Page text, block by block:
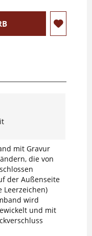
mit Gravur
die von
der Außenseite
Leerzeichen)
wird
und mit